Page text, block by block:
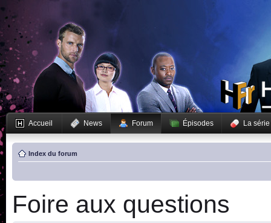
Accueil News Forum Épisodes La série
Index du forum
Foire aux questions